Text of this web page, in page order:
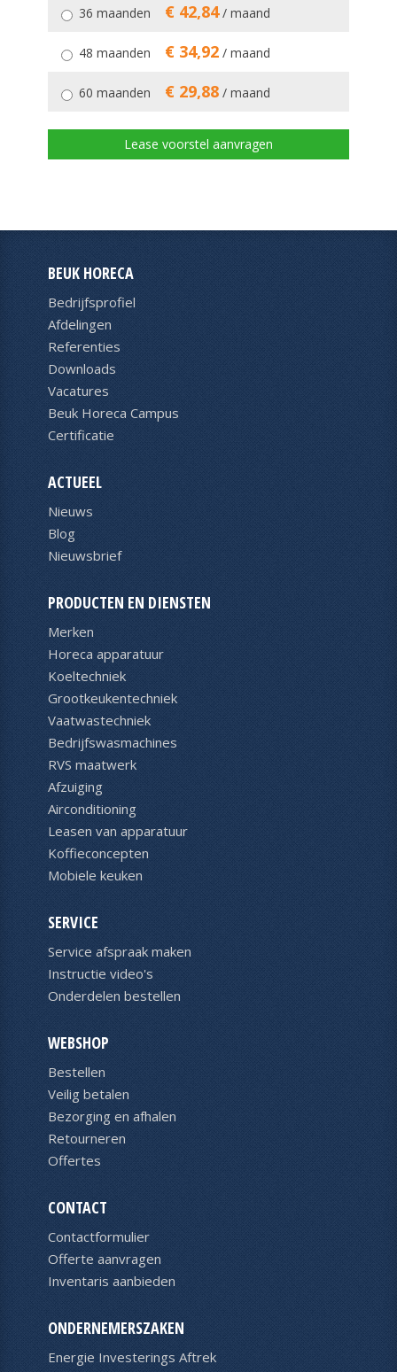
36 maanden € 42,84/ maand
48 maanden € 34,92/ maand
60 maanden € 29,88/ maand
Lease voorstel aanvragen
BEUK HORECA
Bedrijfsprofiel
Afdelingen
Referenties
Downloads
Vacatures
Beuk Horeca Campus
Certificatie
ACTUEEL
Nieuws
Blog
Nieuwsbrief
PRODUCTEN EN DIENSTEN
Merken
Horeca apparatuur
Koeltechniek
Grootkeukentechniek
Vaatwastechniek
Bedrijfswasmachines
RVS maatwerk
Afzuiging
Airconditioning
Leasen van apparatuur
Koffieconcepten
Mobiele keuken
SERVICE
Service afspraak maken
Instructie video's
Onderdelen bestellen
WEBSHOP
Bestellen
Veilig betalen
Bezorging en afhalen
Retourneren
Offertes
CONTACT
Contactformulier
Offerte aanvragen
Inventaris aanbieden
ONDERNEMERSZAKEN
Energie Investerings Aftrek